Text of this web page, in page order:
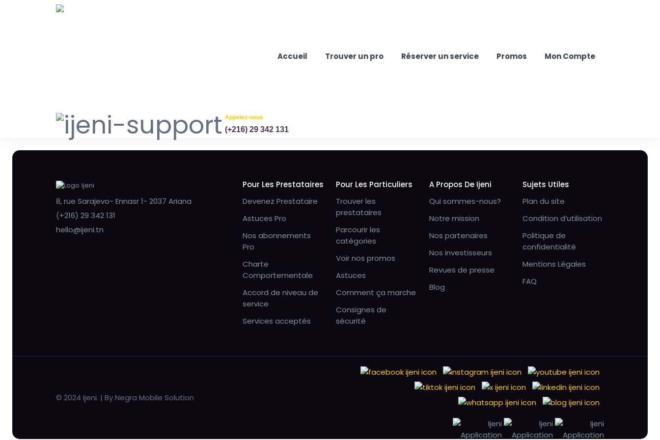
Accueil Trouver un pro Réserver un service Promos Mon Compte
Appelez-nous
(+216) 29 342 131
8, rue Sarajevo- Ennasr 1- 2037 Ariana
(+216) 29 342 131
hello@ijeni.tn
Pour Les Prestataires
Devenez Prestataire
Astuces Pro
Nos abonnements
Pro
Charte
Comportementale
Accord de niveau de
service
Services acceptés
Pour Les Particuliers
Trouver les
prestataires
Parcourir les
catégories
Voir nos promos
Astuces
Comment ça marche
Consignes de
sécurité
A Propos De Ijeni
Qui sommes-nous?
Notre mission
Nos partenaires
Nos investisseurs
Revues de presse
Blog
Sujets Utiles
Plan du site
Condition d’utilisation
Politique de
confidentialité
Mentions Légales
FAQ
© 2024 Ijeni. | By Negra Mobile Solution